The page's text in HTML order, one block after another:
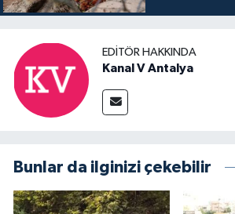
EDITÖR HAKKINDA
Kanal V Antalya
Bunlar da ilginizi çekebilir